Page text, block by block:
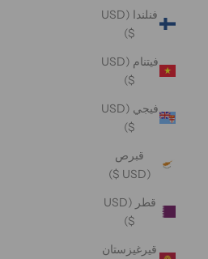
فنلندا (USD
$)
فيتنام (USD
$)
فيجي (USD
$)
قبرص
(USD $)
قطر (USD
$)
قيرغيزستان